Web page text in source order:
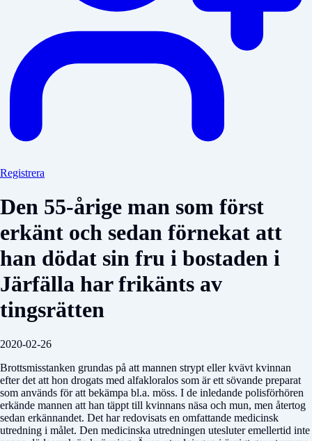
Registrera
Den 55-årige man som först
erkänt och sedan förnekat att
han dödat sin fru i bostaden i
Järfälla har frikänts av
tingsrätten
2020-02-26
Brottsmisstanken grundas på att mannen strypt eller kvävt kvinnan
efter det att hon drogats med alfakloralos som är ett sövande preparat
som används för att bekämpa bl.a. möss. I de inledande polisförhören
erkände mannen att han täppt till kvinnans näsa och mun, men återtog
sedan erkännandet. Det har redovisats en omfattande medicinsk
utredning i målet. Den medicinska utredningen utesluter emellertid inte